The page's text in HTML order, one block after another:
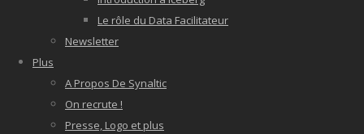
Le rôle du Data Facilitateur
Newsletter
Plus
A Propos De Synaltic
On recrute !
Presse, Logo et plus